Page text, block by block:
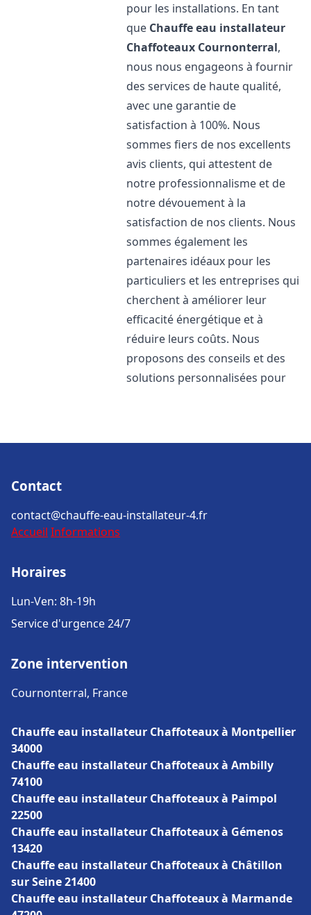
pour les installations. En tant
que Chauffe eau installateur
Chaffoteaux Cournonterral,
nous nous engageons à fournir
des services de haute qualité,
avec une garantie de
satisfaction à 100%. Nous
sommes fiers de nos excellents
avis clients, qui attestent de
notre professionnalisme et de
notre dévouement à la
satisfaction de nos clients. Nous
sommes également les
partenaires idéaux pour les
particuliers et les entreprises qui
cherchent à améliorer leur
efficacité énergétique et à
réduire leurs coûts. Nous
proposons des conseils et des
solutions personnalisées pour
Contact
contact@chauffe-eau-installateur-4.fr
Accueil Informations
Horaires
Lun-Ven: 8h-19h
Service d'urgence 24/7
Zone intervention
Cournonterral, France
Chauffe eau installateur Chaffoteaux à Montpellier
34000
Chauffe eau installateur Chaffoteaux à Ambilly
74100
Chauffe eau installateur Chaffoteaux à Paimpol
22500
Chauffe eau installateur Chaffoteaux à Gémenos
13420
Chauffe eau installateur Chaffoteaux à Châtillon
sur Seine 21400
Chauffe eau installateur Chaffoteaux à Marmande